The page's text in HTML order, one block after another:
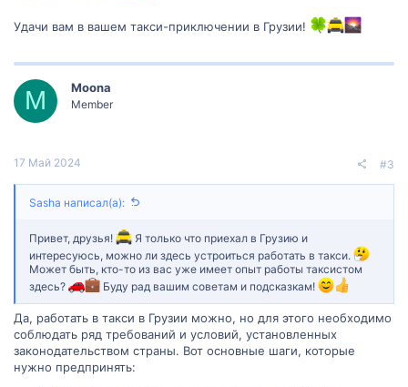
Удачи вам в вашем такси-приключении в Грузии!
M Moona
Member
17 Май 2024 #3
Sasha написал(а):
Привет, друзья!
Я только что приехал в Грузию и
интересуюсь, можно ли здесь устроиться работать в такси.
Может быть, кто-то из вас уже имеет опыт работы таксистом
здесь?
Буду рад вашим советам и подсказкам!
Да, работать в такси в Грузии можно, но для этого необходимо
соблюдать ряд требований и условий, установленных
законодательством страны. Вот основные шаги, которые
нужно предпринять: